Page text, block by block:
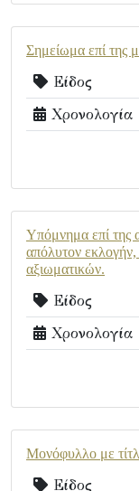
Σημείωμα επί της
Είδος
Χρονολογία
Υπόμνημα επί της
απόλυτον
αξιωματικών.
Είδος
Χρονολογία
Μονόφυλλο με
Είδος